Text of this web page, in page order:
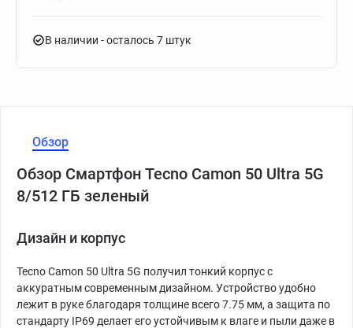
В наличии - осталось 7 штук
Обзор
Обзор Смартфон Tecno Camon 50 Ultra 5G
8/512 ГБ зеленый
Дизайн и корпус
Tecno Camon 50 Ultra 5G получил тонкий корпус с
аккуратным современным дизайном. Устройство удобно
лежит в руке благодаря толщине всего 7.75 мм, а защита по
стандарту IP69 делает его устойчивым к влаге и пыли даже в